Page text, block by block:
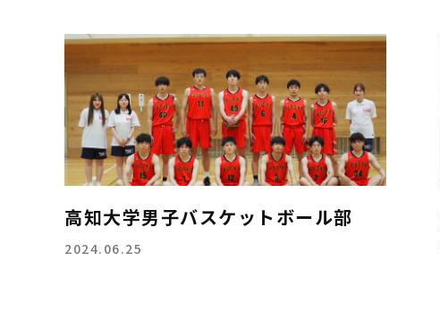
高知大学男子バスケットボール部
2024.06.25